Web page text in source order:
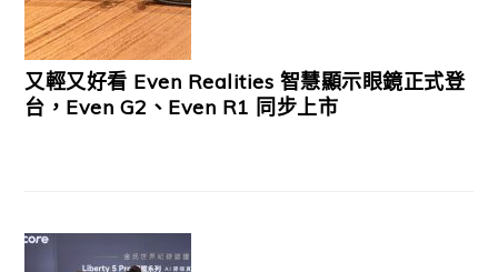
又輕又好看 Even Realities 智慧顯示眼鏡正式登
台，Even G2、Even R1 同步上市